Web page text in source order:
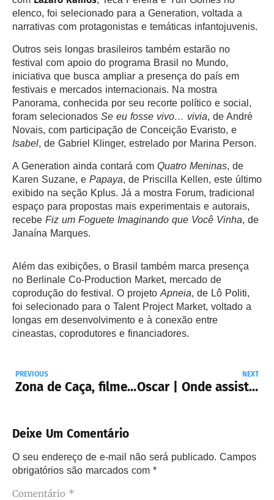
elenco, foi selecionado para a Generation, voltada a
narrativas com protagonistas e temáticas infantojuvenis.
Outros seis longas brasileiros também estarão no
festival com apoio do programa Brasil no Mundo,
iniciativa que busca ampliar a presença do país em
festivais e mercados internacionais. Na mostra
Panorama, conhecida por seu recorte político e social,
foram selecionados Se eu fosse vivo… vivia, de André
Novais, com participação de Conceição Evaristo, e
Isabel, de Gabriel Klinger, estrelado por Marina Person.
A Generation ainda contará com Quatro Meninas, de
Karen Suzane, e Papaya, de Priscilla Kellen, este último
exibido na seção Kplus. Já a mostra Forum, tradicional
espaço para propostas mais experimentais e autorais,
recebe Fiz um Foguete Imaginando que Você Vinha, de
Janaína Marques.
Além das exibições, o Brasil também marca presença
no Berlinale Co-Production Market, mercado de
coprodução do festival. O projeto Apneia, de Lô Politi,
foi selecionado para o Talent Project Market, voltado a
longas em desenvolvimento e à conexão entre
cineastas, coprodutores e financiadores.
PREVIOUS
Zona de Caça, filme de ação canadense, chega ao Looke
NEXT
Oscar | Onde assistir aos indicados a Melhor Filme?
Deixe Um Comentário
O seu endereço de e-mail não será publicado. Campos
obrigatórios são marcados com *
Comentário *